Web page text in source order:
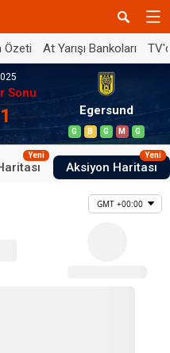
Özeti At Yarışı Bankoları
Sonu
Egersund
G B G M G
Yeni
Aksiyon Haritası
Yeni
GMT +00:00